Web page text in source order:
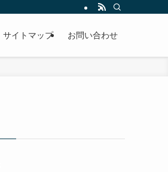
サイトマップ お問い合わせ